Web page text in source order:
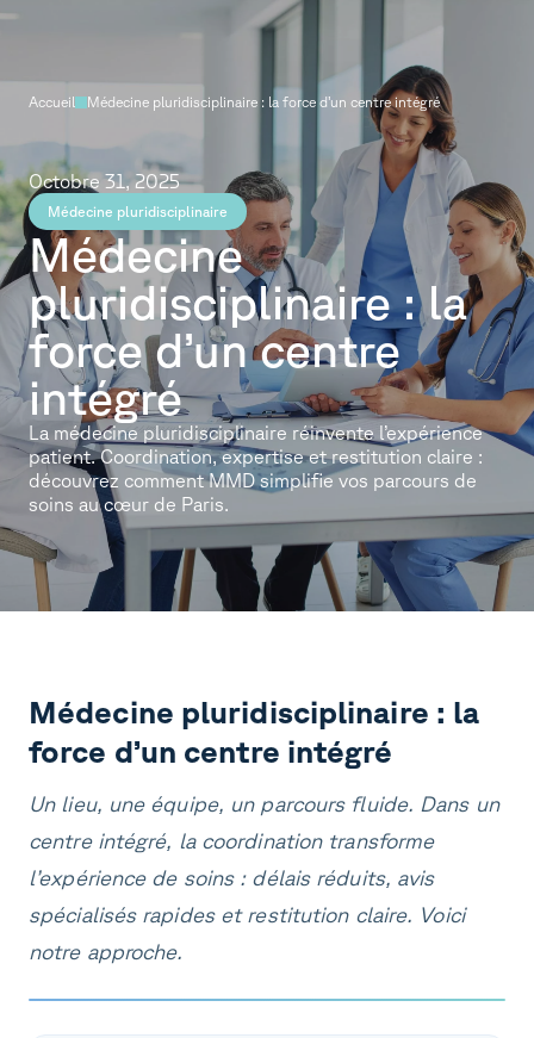
Accueil Médecine pluridisciplinaire : la force d’un centre intégré
Médecine pluridisciplinaire
Octobre 31, 2025
Médecine
pluridisciplinaire : la
force d’un centre
intégré
La médecine pluridisciplinaire réinvente l’expérience
patient. Coordination, expertise et restitution claire :
découvrez comment MMD simplifie vos parcours de
soins au cœur de Paris.
Médecine pluridisciplinaire : la
force d’un centre intégré
Un lieu, une équipe, un parcours fluide. Dans un
centre intégré, la coordination transforme
l’expérience de soins : délais réduits, avis
spécialisés rapides et restitution claire. Voici
notre approche.